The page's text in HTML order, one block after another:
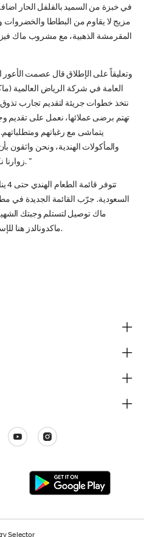
في خبزة من السميد بالفلفل الحار
مزيج لا يقاوم من البطاطا والخضروات
المقرمشة الذهبية، مع مشروب ماك فيز
العامة في شركة الرياض العالمية
نتخذ خطوات جريئة لتقديم تجارب
تهتم برضى عملائها، نعمل على تقديم
يتماشى مع رغباتهم
والمأكولات الهندية، ونحن واثقون
زوارنا نكهات رائعة تسعدهم وترضي أذواقهم. "
السعودية. جرّب القائمة الجديدة في
ماك توصيل لتستلم وجبتك
ماكدونالدز هنا للإستفادة من العروض الرائعة والحصرية.